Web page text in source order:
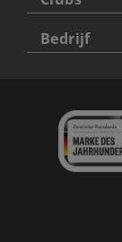
Bedrijf